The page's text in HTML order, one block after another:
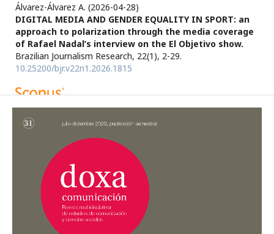
Álvarez-Álvarez A. (2026-04-28)
DIGITAL MEDIA AND GENDER EQUALITY IN SPORT: an
approach to polarization through the media coverage
of Rafael Nadal’s interview on the El Objetivo show.
Brazilian Journalism Research, 22(1), 2-29.
10.25200/bjr.v22n1.2026.1815
Pecino I. (2026-01-01)
Not so visible, not so equal: coverage and treatment
of women’s sports. Cuadernos Info, 2026(63), 1-24.
10.7764/cdi.63.97840
Martin-Vicario L. (2025-01-01)
Analysis and Impact of the `Rubiales Case' on Social
Networks.
Observatorio, 19(3), 224-244.
10.15847/obsOBS19320242603